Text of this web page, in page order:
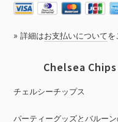
» 詳細はお支払いについてを
Chelsea
チェルシーチップス
パーティーグッズとバルー